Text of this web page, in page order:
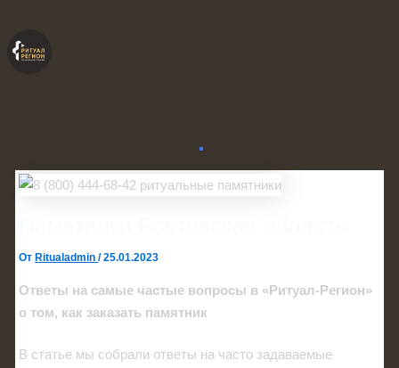
содержимому
ОтRitualadmin/25.01.2023
Ответы на самые частые вопросы в «Ритуал-Регион»
о том, как заказать памятник
В статье мы собрали ответы на часто задаваемые